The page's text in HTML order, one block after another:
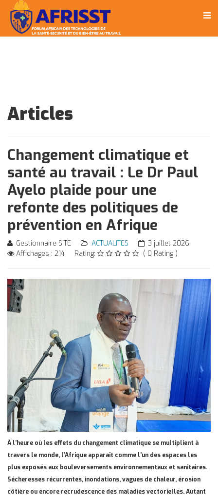
Articles
Changement climatique et
santé au travail : Le Dr Paul
Ayelo plaide pour une
refonte des politiques de
prévention en Afrique
Gestionnaire SITE ACTUALITES
3 juillet 2026
Affichages : 214
Rating: ( 0 Rating )
À l’heure où les effets du changement climatique se multiplient à
travers le monde, l’Afrique apparaît comme l’un des espaces les
plus exposés aux bouleversements environnementaux et sanitaires.
Sécheresses récurrentes, inondations, vagues de chaleur, érosion
côtière ou encore recrudescence des maladies vectorielles. Autant